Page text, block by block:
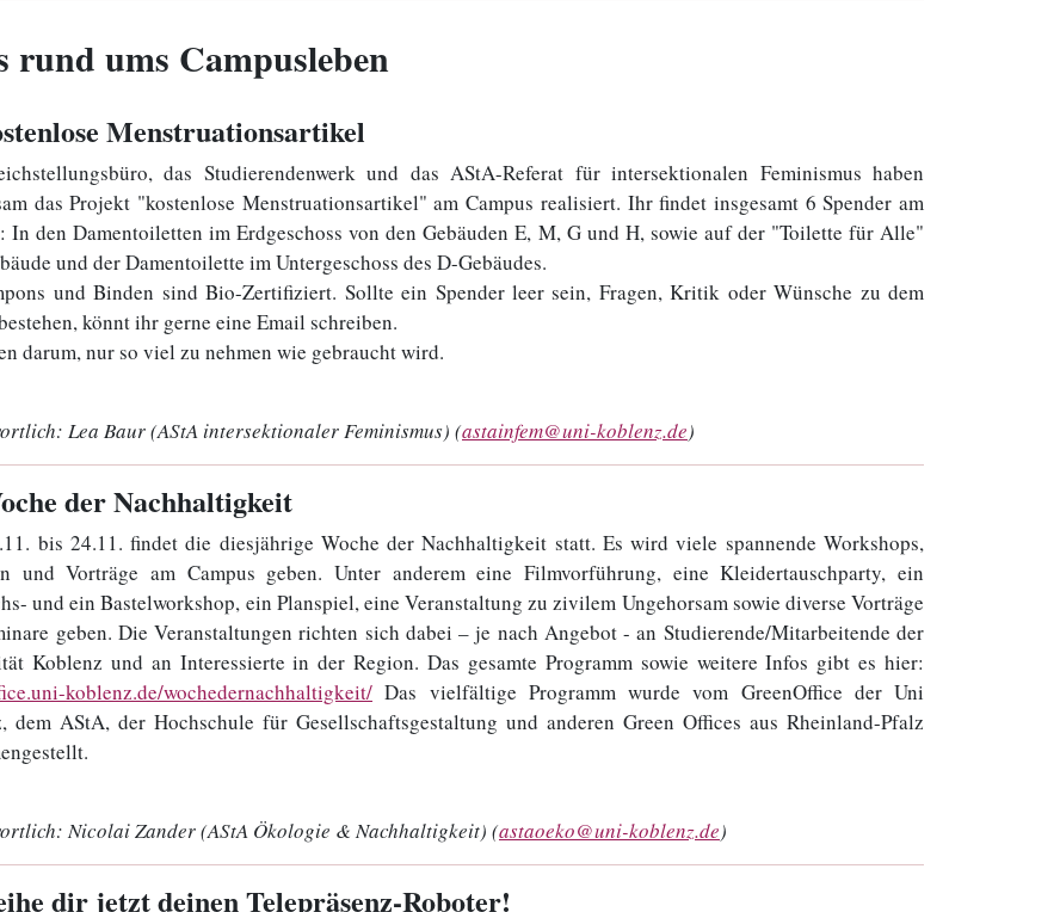
rund ums Campusleben
Menstruationsartikel
das Studierendenwerk und das AStA-Referat für intersektionalen Feminismus haben
das Projekt "kostenlose Menstruationsartikel" am Campus realisiert. Ihr findet insgesamt 6 Spender am
In den Damentoiletten im Erdgeschoss von den Gebäuden E, M, G und H, sowie auf der "Toilette für Alle"
und der Damentoilette im Untergeschoss des D-Gebäudes.
und Binden sind Bio-Zertifiziert. Sollte ein Spender leer sein, Fragen, Kritik oder Wünsche zu dem
könnt ihr gerne eine Email schreiben.
darum, nur so viel zu nehmen wie gebraucht wird.
Lea Baur (AStA intersektionaler Feminismus) (astainfem@uni-koblenz.de)
der Nachhaltigkeit
bis 24.11. findet die diesjährige Woche der Nachhaltigkeit statt. Es wird viele spannende Workshops,
und Vorträge am Campus geben. Unter anderem eine Filmvorführung, eine Kleidertauschparty, ein
und ein Bastelworkshop, ein Planspiel, eine Veranstaltung zu zivilem Ungehorsam sowie diverse Vorträge
geben. Die Veranstaltungen richten sich dabei – je nach Angebot - an Studierende/Mitarbeitende der
Koblenz und an Interessierte in der Region. Das gesamte Programm sowie weitere Infos gibt es hier:
koblenz.de/wochedernachhaltigkeit/ Das vielfältige Programm wurde vom GreenOffice der Uni
dem AStA, der Hochschule für Gesellschaftsgestaltung und anderen Green Offices aus Rheinland-Pfalz
Nicolai Zander (AStA Ökologie & Nachhaltigkeit) (astaoeko@uni-koblenz.de)
dir jetzt deinen Telepräsenz-Roboter!